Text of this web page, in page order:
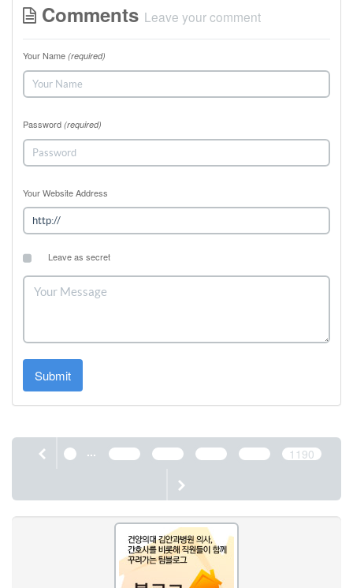
Comments Leave your comment
Your Name (required)
Password (required)
Your Website Address
Leave as secret
Submit
1 ... 1186 1187 1188 1189 1190